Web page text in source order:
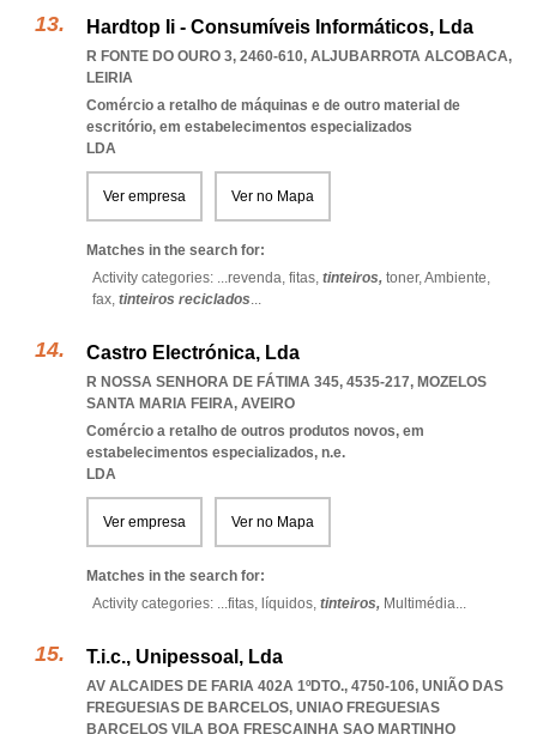
Hardtop Ii - Consumíveis Informáticos, Lda
R FONTE DO OURO 3, 2460-610, ALJUBARROTA ALCOBACA,
LEIRIA
Comércio a retalho de máquinas e de outro material de
escritório, em estabelecimentos especializados
LDA
Ver empresa Ver no Mapa
Matches in the search for:
Activity categories: ...revenda, fitas, tinteiros, toner,Ambiente,
fax, tinteiros reciclados...
Castro Electrónica, Lda
R NOSSA SENHORA DE FÁTIMA 345, 4535-217, MOZELOS
SANTA MARIA FEIRA, AVEIRO
Comércio a retalho de outros produtos novos, em
estabelecimentos especializados, n.e.
LDA
Ver empresa Ver no Mapa
Matches in the search for:
Activity categories: ...fitas, líquidos, tinteiros, Multimédia...
T.i.c., Unipessoal, Lda
AV ALCAIDES DE FARIA 402A 1ºDTO., 4750-106, UNIÃO DAS
FREGUESIAS DE BARCELOS, UNIAO FREGUESIAS
BARCELOS VILA BOA FRESCAINHA SAO MARTINHO